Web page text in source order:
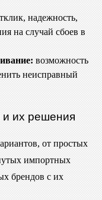
надежность,
на случай сбоев в
возможность
неисправный
их решения
от простых
импортных
брендов с их